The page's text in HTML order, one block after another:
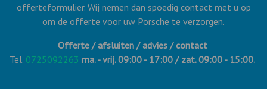
offerteformulier. Wij nemen dan spoedig contact met u op
om de offerte voor uw Porsche te verzorgen.
Offerte / afsluiten / advies / contact
Tel. 0725092263 ma. - vrij. 09:00 - 17:00 / zat. 09:00 - 15:00.